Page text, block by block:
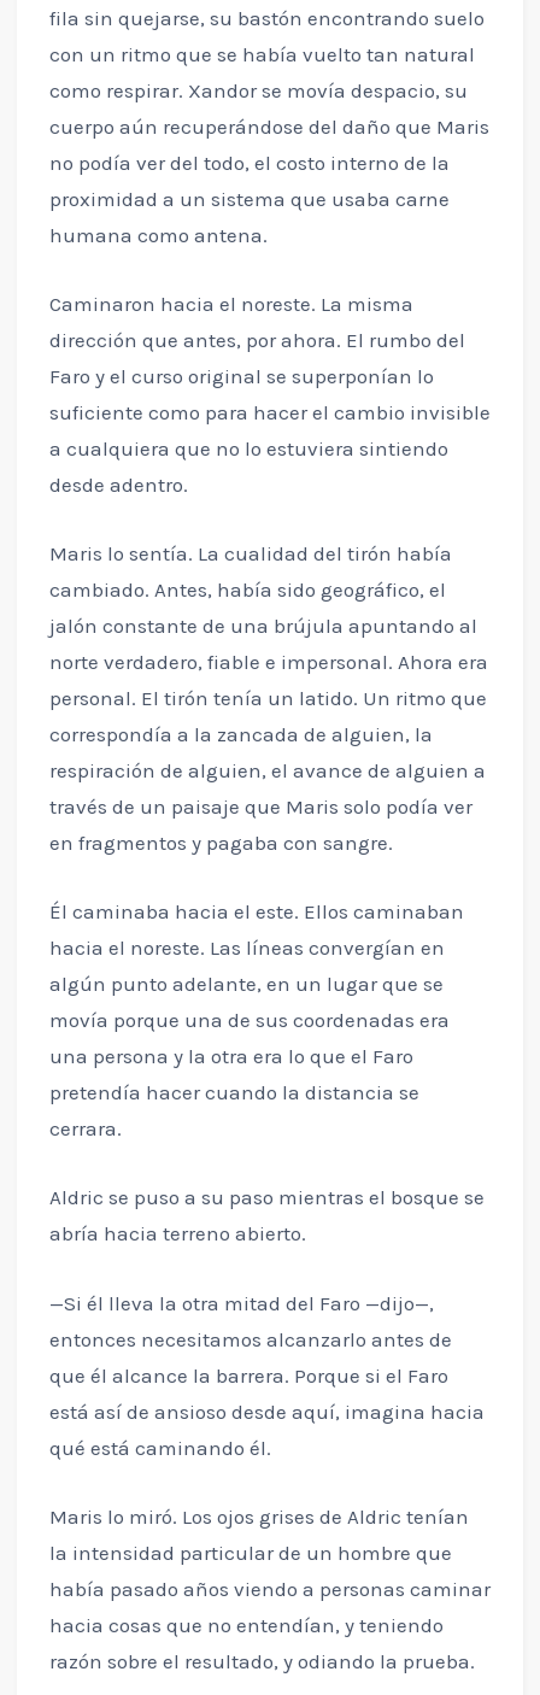
fila sin quejarse, su bastón encontrando suelo
con un ritmo que se había vuelto tan natural
como respirar. Xandor se movía despacio, su
cuerpo aún recuperándose del daño que Maris
no podía ver del todo, el costo interno de la
proximidad a un sistema que usaba carne
humana como antena.
Caminaron hacia el noreste. La misma
dirección que antes, por ahora. El rumbo del
Faro y el curso original se superponían lo
suficiente como para hacer el cambio invisible
a cualquiera que no lo estuviera sintiendo
desde adentro.
Maris lo sentía. La cualidad del tirón había
cambiado. Antes, había sido geográfico, el
jalón constante de una brújula apuntando al
norte verdadero, fiable e impersonal. Ahora era
personal. El tirón tenía un latido. Un ritmo que
correspondía a la zancada de alguien, la
respiración de alguien, el avance de alguien a
través de un paisaje que Maris solo podía ver
en fragmentos y pagaba con sangre.
Él caminaba hacia el este. Ellos caminaban
hacia el noreste. Las líneas convergían en
algún punto adelante, en un lugar que se
movía porque una de sus coordenadas era
una persona y la otra era lo que el Faro
pretendía hacer cuando la distancia se
cerrara.
Aldric se puso a su paso mientras el bosque se
abría hacia terreno abierto.
—Si él lleva la otra mitad del Faro —dijo—,
entonces necesitamos alcanzarlo antes de
que él alcance la barrera. Porque si el Faro
está así de ansioso desde aquí, imagina hacia
qué está caminando él.
Maris lo miró. Los ojos grises de Aldric tenían
la intensidad particular de un hombre que
había pasado años viendo a personas caminar
hacia cosas que no entendían, y teniendo
razón sobre el resultado, y odiando la prueba.